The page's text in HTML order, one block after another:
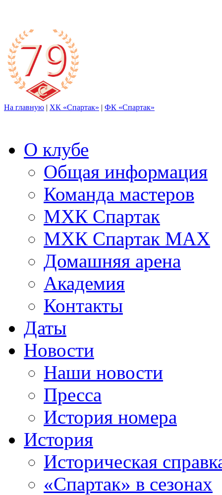
На главную | ХК «Спартак» | ФК «Спартак»
О клубе
Общая информация
Команда мастеров
МХК Спартак
МХК Спартак МАХ
Домашняя арена
Академия
Контакты
Даты
Новости
Наши новости
Пресса
История номера
История
Историческая
«Спартак» в сезонах